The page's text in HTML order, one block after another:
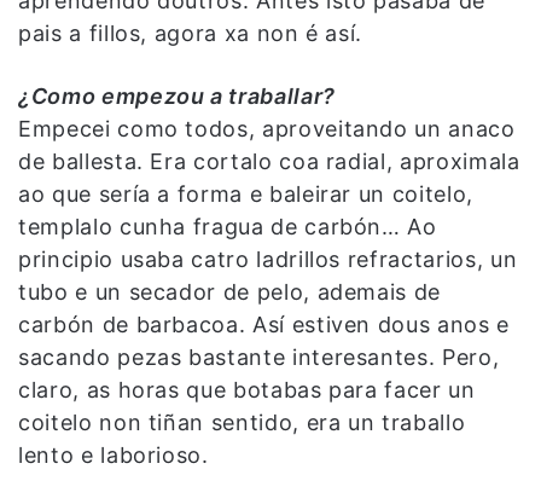
pais a fillos, agora xa non é así.
¿Como empezou a traballar?
Empecei como todos, aproveitando un anaco
de ballesta. Era cortalo coa radial, aproximala
ao que sería a forma e baleirar un coitelo,
templalo cunha fragua de carbón… Ao
principio usaba catro ladrillos refractarios, un
tubo e un secador de pelo, ademais de
carbón de barbacoa. Así estiven dous anos e
sacando pezas bastante interesantes. Pero,
claro, as horas que botabas para facer un
coitelo non tiñan sentido, era un traballo
lento e laborioso.